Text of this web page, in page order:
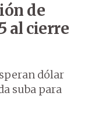
de
al cierre
dólar
suba para